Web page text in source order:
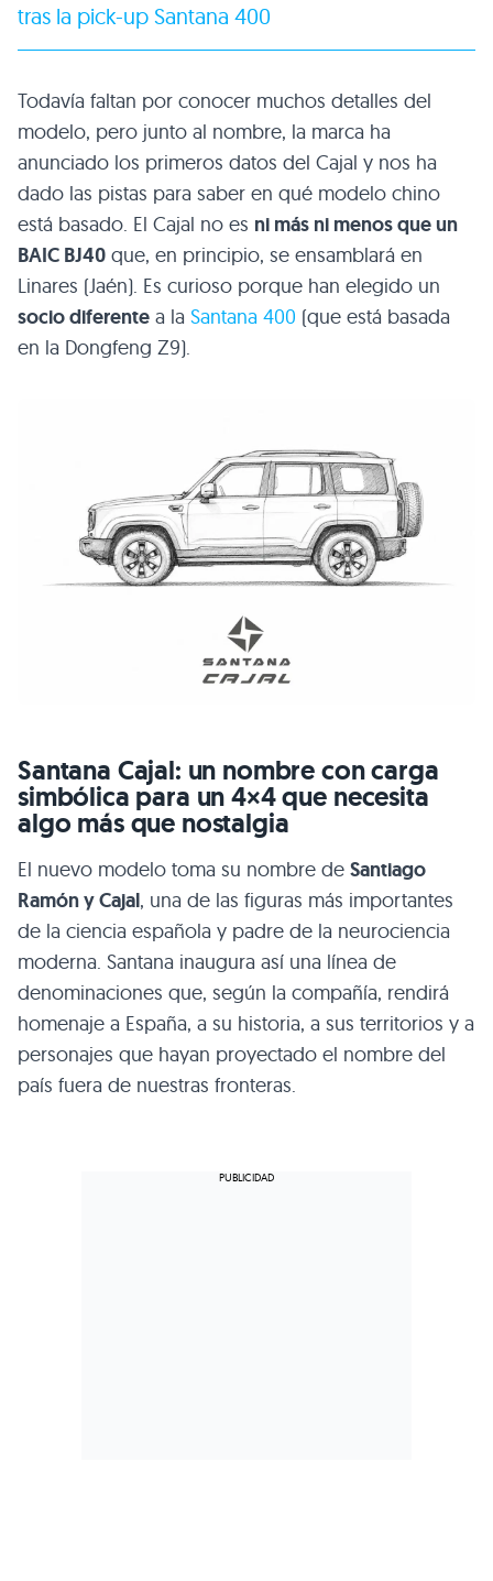
tras la pick-up Santana 400
Todavía faltan por conocer muchos detalles del
modelo, pero junto al nombre, la marca ha
anunciado los primeros datos del Cajal y nos ha
dado las pistas para saber en qué modelo chino
está basado. El Cajal no es ni más ni menos que un
BAIC BJ40 que, en principio, se ensamblará en
Linares (Jaén). Es curioso porque han elegido un
socio diferente a la Santana 400 (que está basada
en la Dongfeng Z9).
Santana Cajal: un nombre con carga
simbólica para un 4×4 que necesita
algo más que nostalgia
El nuevo modelo toma su nombre de Santiago
Ramón y Cajal, una de las figuras más importantes
de la ciencia española y padre de la neurociencia
moderna. Santana inaugura así una línea de
denominaciones que, según la compañía, rendirá
homenaje a España, a su historia, a sus territorios y a
personajes que hayan proyectado el nombre del
país fuera de nuestras fronteras.